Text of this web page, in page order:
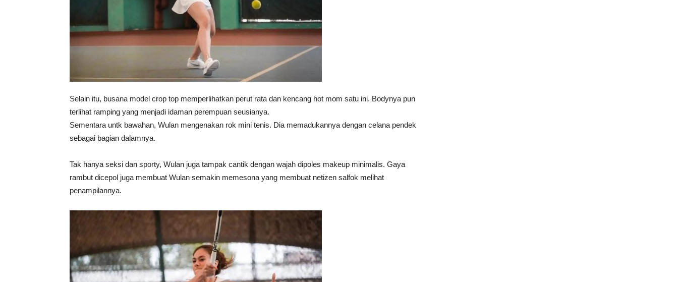
Selain itu, busana model crop top memperlihatkan perut rata dan kencang hot mom satu ini. Bodynya pun
terlihat ramping yang menjadi idaman perempuan seusianya.
Sementara untk bawahan, Wulan mengenakan rok mini tenis. Dia memadukannya dengan celana pendek
sebagai bagian dalamnya.
Tak hanya seksi dan sporty, Wulan juga tampak cantik dengan wajah dipoles makeup minimalis. Gaya
rambut dicepol juga membuat Wulan semakin memesona yang membuat netizen salfok melihat
penampilannya.